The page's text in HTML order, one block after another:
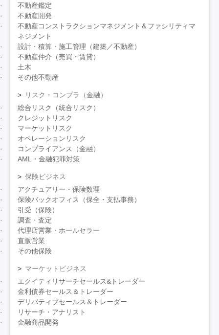
不動産鑑定
不動産開発
不動産コンストラクションマネジメント＆ファシリティマ
ネジメント
設計・積算・施工管理（建築／不動産）
不動産仲介（売買・賃貸）
土木
その他不動産
リスク・コンプラ（金融）
総合リスク（統合リスク）
クレジットリスク
マーケットリスク
オペレーションリスク
コンプライアンス（金融）
AML・金融犯罪対策
保険ビジネス
アクチュアリー・保険数理
保険バックオフィス（保全・支払事務）
引受（保険）
調査・査定
代理店営業・ホールセラー
直販営業
その他保険
マーケットビジネス
エクイティリサーチセールス&トレーダー
金利債券セールス＆トレーダー
デリバティブセールス＆トレーダー
リサーチ・アナリスト
金融商品開発